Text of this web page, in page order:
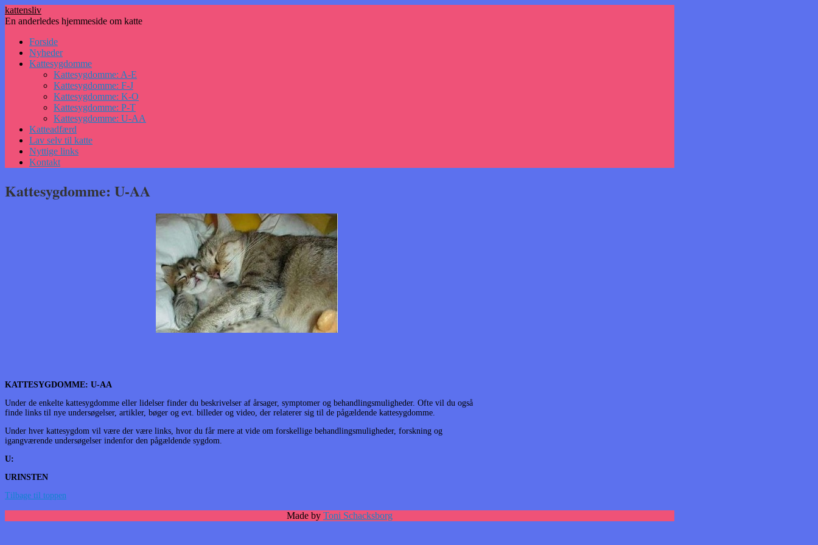
kattensliv
En anderledes hjemmeside om katte
Hop
indhold
Forside
Nyheder
Kattesygdomme
Kattesygdomme: A-E
Kattesygdomme: F-J
Kattesygdomme: K-O
Kattesygdomme: P-T
Kattesygdomme: U-AA
Katteadfærd
Lav selv til katte
Nyttige links
Kontakt
Kattesygdomme: U-AA
KATTESYGDOMME: U-AA
Under de enkelte kattesygdomme eller lidelser finder du beskrivelser af årsager, symptomer og behandlingsmuligheder. Ofte vil du også
finde links til nye undersøgelser, artikler, bøger og evt. billeder og video, der relaterer sig til de pågældende kattesygdomme.
Under hver kattesygdom vil være der være links, hvor du får mere at vide om forskellige behandlingsmuligheder, forskning og
igangværende undersøgelser indenfor den pågældende sygdom.
U:
URINSTEN
Tilbage til toppen
Made by Toni Schacksborg